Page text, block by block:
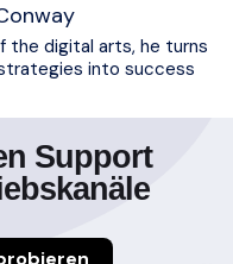
the digital arts, he turns
into success
Support